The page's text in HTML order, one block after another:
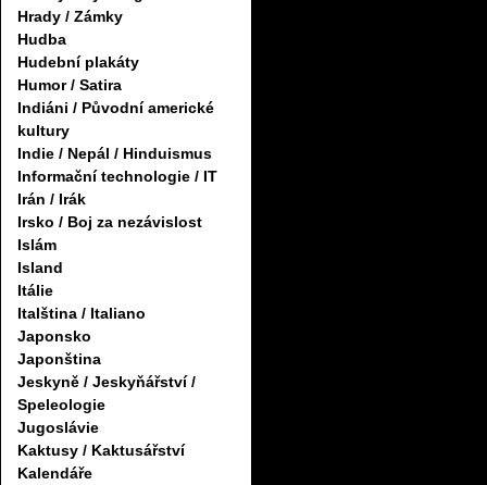
Hrady / Zámky
Hudba
Hudební plakáty
Humor / Satira
Indiáni / Původní americké
kultury
Indie / Nepál / Hinduismus
Informační technologie / IT
Irán / Irák
Irsko / Boj za nezávislost
Islám
Island
Itálie
Italština / Italiano
Japonsko
Japonština
Jeskyně / Jeskyňářství /
Speleologie
Jugoslávie
Kaktusy / Kaktusářství
Kalendáře